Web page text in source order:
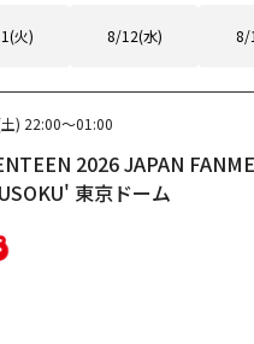
火) 8/12(水) 8/
) 22:00～01:00
2026 JAPAN
東京ドーム